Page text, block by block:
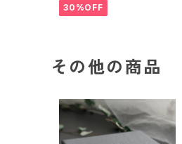
30%OFF
その他の商品